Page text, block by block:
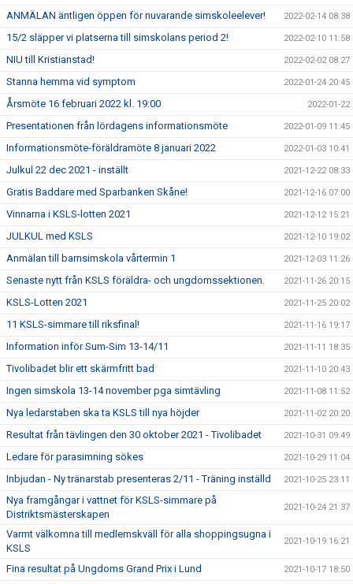
ANMÄLAN äntligen öppen för nuvarande simskoleelever! 2022-02-14 08:38
15/2 släpper vi platserna till simskolans period 2! 2022-02-10 11:58
NIU till Kristianstad! 2022-02-02 08:27
Stanna hemma vid symptom 2022-01-24 20:45
Årsmöte 16 februari 2022 kl. 19:00 2022-01-22
Presentationen från lördagens informationsmöte 2022-01-09 11:45
Informationsmöte-föräldramöte 8 januari 2022 2022-01-03 10:41
Julkul 22 dec 2021 - inställt 2021-12-22 08:33
Gratis Baddare med Sparbanken Skåne! 2021-12-16 07:00
Vinnarna i KSLS-lotten 2021 2021-12-12 15:21
JULKUL med KSLS 2021-12-10 19:02
Anmälan till barnsimskola vårtermin 1 2021-12-03 11:26
Senaste nytt från KSLS föräldra- och ungdomssektionen. 2021-11-26 20:15
KSLS-Lotten 2021 2021-11-25 20:02
11 KSLS-simmare till riksfinal! 2021-11-16 19:17
Information inför Sum-Sim 13-14/11 2021-11-11 18:35
Tivolibadet blir ett skärmfritt bad 2021-11-10 20:43
Ingen simskola 13-14 november pga simtävling 2021-11-08 11:52
Nya ledarstaben ska ta KSLS till nya höjder 2021-11-02 20:20
Resultat från tävlingen den 30 oktober 2021 - Tivolibadet 2021-10-31 09:49
Ledare för parasimning sökes 2021-10-29 11:04
Inbjudan - Ny tränarstab presenteras 2/11 - Träning inställd 2021-10-25 23:11
Nya framgångar i vattnet för KSLS-simmare på
Distriktsmästerskapen
2021-10-24 21:37
Varmt välkomna till medlemskväll för alla shoppingsugna i
KSLS
2021-10-19 16:21
Fina resultat på Ungdoms Grand Prix i Lund 2021-10-17 18:50